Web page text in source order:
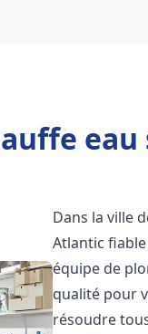
Dans la ville
Atlantic
équipe de
qualité pour
résoudre